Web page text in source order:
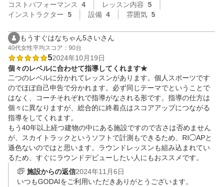
コストパフォーマンス
4 レッスン内容 5
インストラクター 5 設備 4 雰囲気 5
もうすぐはなちゃん5さいさん
40代女性平均スコア：90台
52024年10月19日
個々のレベルに合わせて指導してくれます★
二つのレベルに分かれてレッスンがあります。個人スポーツです
のでほぼ自己申告で分かれます。必ず同じテーマでということで
はなく、コーチそれぞれで指導がなされる形です。指導の仕方は
個々に異なりますが、総合的に終着点はスコアアップにつながる
指導をしてくれます。
もう40年以上経つ建物の中にある施設ですので古さは否めません
が、スカイトラックというソフトで計測もできるため、RI◯APと
遜色ないのではと思います。ラウンドレッスンも組み込まれてい
るため、すぐにラウンドデビューしたい人にもおススメです。
施設からの返信2024年11月6日
いつもGODAIをご利用いただきありがとうございます。